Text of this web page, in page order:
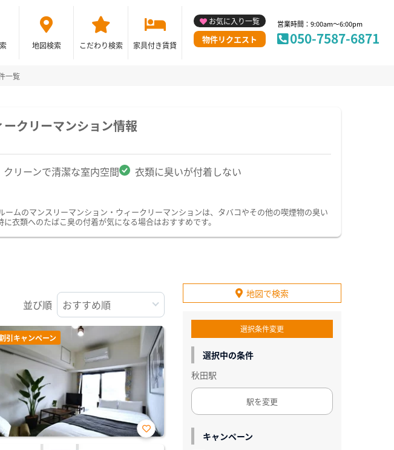
地図検索 こだわり検索 家具付き賃貸
お気に入り一覧
物件リクエスト
営業時間：9:00am～6:00pm
050-7587-6871
一覧
クリーマンション情報
クリーンで清潔な室内空間 衣類に臭いが付着しない
ムのマンスリーマンション・ウィークリーマンションは、タバコやその他の喫煙物の臭い
衣類へのたばこ臭の付着が気になる場合はおすすめです。
並び順
引キャンペーン
お気
地図で検索
選択条件変更
選択中の条件
秋田駅
駅を変更
キャンペーン